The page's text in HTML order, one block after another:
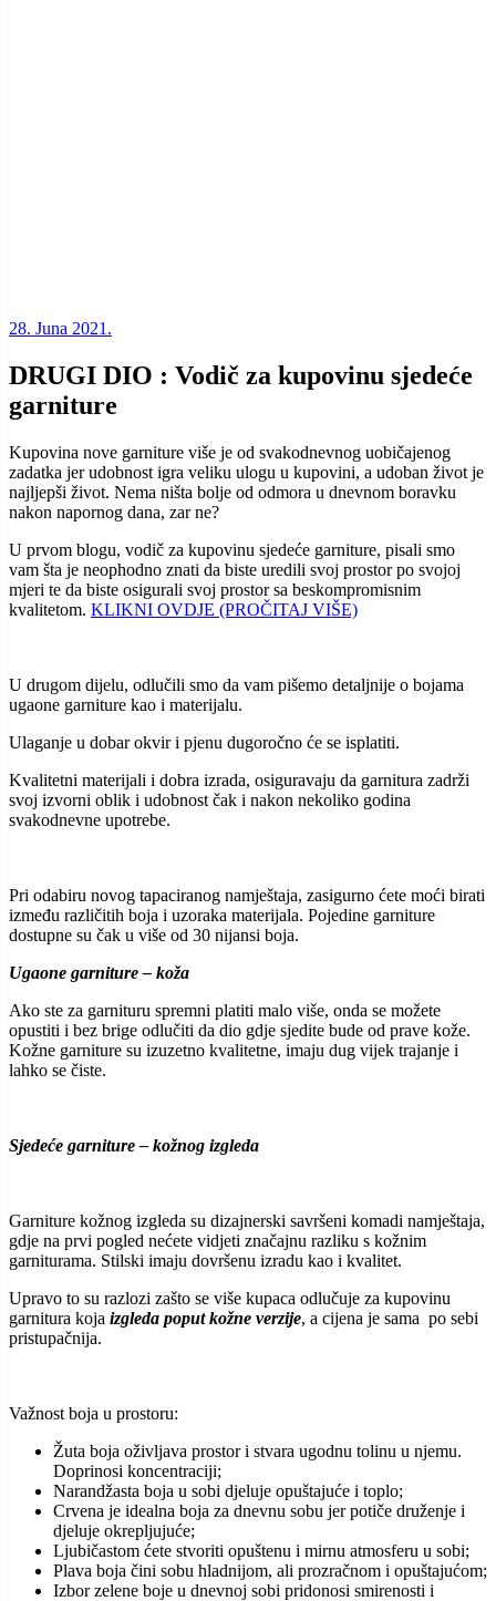
28. Juna 2021.
DRUGI DIO : Vodič za kupovinu sjedeće
garniture
Kupovina nove garniture više je od svakodnevnog uobičajenog
zadatka jer udobnost igra veliku ulogu u kupovini, a udoban život je
najljepši život. Nema ništa bolje od odmora u dnevnom boravku
nakon napornog dana, zar ne?
U prvom blogu, vodič za kupovinu sjedeće garniture, pisali smo
vam šta je neophodno znati da biste uredili svoj prostor po svojoj
mjeri te da biste osigurali svoj prostor sa beskompromisnim
kvalitetom. KLIKNI OVDJE (PROČITAJ VIŠE)
U drugom dijelu, odlučili smo da vam pišemo detaljnije o bojama
ugaone garniture kao i materijalu.
Ulaganje u dobar okvir i pjenu dugoročno će se isplatiti.
Kvalitetni materijali i dobra izrada, osiguravaju da garnitura zadrži
svoj izvorni oblik i udobnost čak i nakon nekoliko godina
svakodnevne upotrebe.
Pri odabiru novog tapaciranog namještaja, zasigurno ćete moći birati
između različitih boja i uzoraka materijala. Pojedine garniture
dostupne su čak u više od 30 nijansi boja.
Ugaone garniture – koža
Ako ste za garnituru spremni platiti malo više, onda se možete
opustiti i bez brige odlučiti da dio gdje sjedite bude od prave kože.
Kožne garniture su izuzetno kvalitetne, imaju dug vijek trajanje i
lahko se čiste.
Sjedeće garniture – kožnog izgleda
Garniture kožnog izgleda su dizajnerski savršeni komadi namještaja,
gdje na prvi pogled nećete vidjeti značajnu razliku s kožnim
garniturama. Stilski imaju dovršenu izradu kao i kvalitet.
Upravo to su razlozi zašto se više kupaca odlučuje za kupovinu
garnitura koja izgleda poput kožne verzije, a cijena je sama po sebi
pristupačnija.
Važnost boja u prostoru:
Žuta boja oživljava prostor i stvara ugodnu tolinu u njemu.
Doprinosi koncentraciji;
Narandžasta boja u sobi djeluje opuštajuće i toplo;
Crvena je idealna boja za dnevnu sobu jer potiče druženje i
djeluje okrepljujuće;
Ljubičastom ćete stvoriti opuštenu i mirnu atmosferu u sobi;
Plava boja čini sobu hladnijom, ali prozračnom i opuštajućom;
Izbor zelene boje u dnevnoj sobi pridonosi smirenosti i